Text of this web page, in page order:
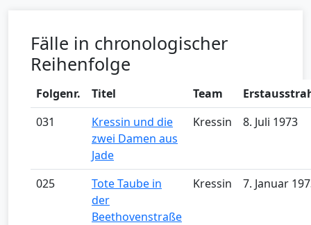
Fälle in chronologischer
Reihenfolge
Folgenr. Titel Team
031
Kressin und die
zwei Damen aus
Jade
Kressin 8. Juli 1973
025
Tote Taube in
der
Beethovenstraße
Kressin 7. Januar